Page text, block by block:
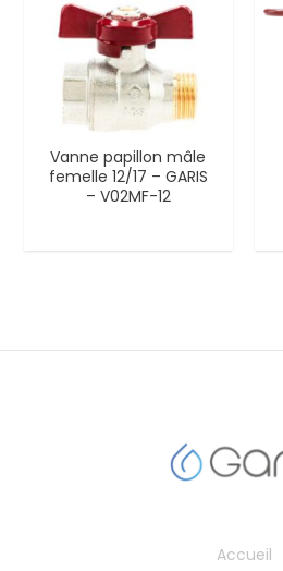
Vanne papillon mâle
femelle 12/17 – GARIS
– V02MF-12
Accueil